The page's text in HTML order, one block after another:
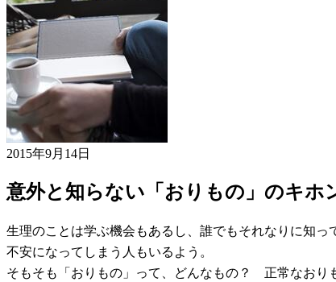
2015年9月14日
意外と知らない「おりもの」のキホ
生理のことは学ぶ機会もあるし、誰でもそれなりに知
不安になってしまう人もいるよう。
そもそも「おりもの」って、どんなもの？ 正常なおり